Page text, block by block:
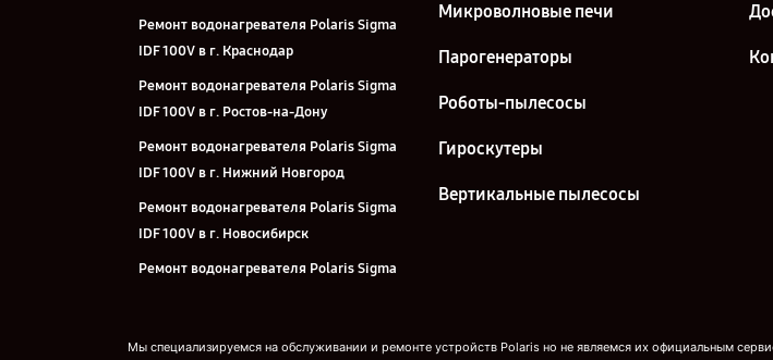
Ремонт водонагревателя Polaris Sigma
IDF 100V в г. Краснодар
Ремонт водонагревателя Polaris Sigma
IDF 100V в г. Ростов-на-Дону
Ремонт водонагревателя Polaris Sigma
IDF 100V в г. Нижний Новгород
Ремонт водонагревателя Polaris Sigma
IDF 100V в г. Новосибирск
Ремонт водонагревателя Polaris Sigma
IDF 100V в г. Казань
Микроволновые печи
Парогенераторы
Роботы-пылесосы
Гироскутеры
Вертикальные пылесосы
Мы специализируемся на обслуживании и ремонте устройств Polaris но не являемся их официальным